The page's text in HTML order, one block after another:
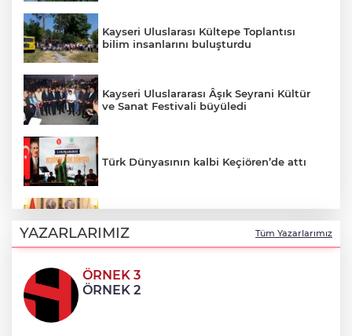
Kayseri Uluslarası Kültepe Toplantısı
bilim insanlarını buluşturdu
Kayseri Uluslararası Âşık Seyrani Kültür
ve Sanat Festivali büyüledi
Türk Dünyasının kalbi Keçiören’de attı
Faili meçhul 2 cinayet daha aydınlatıldı
Hakkâri’de JİHA destekli operasyon
YAZARLARIMIZ Tüm Yazarlarımız
ÖRNEK 3
ÖRNEK 2